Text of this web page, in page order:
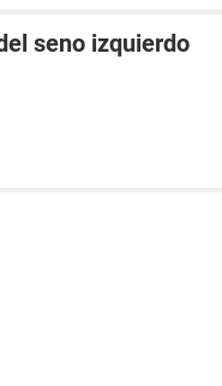
seno izquierdo